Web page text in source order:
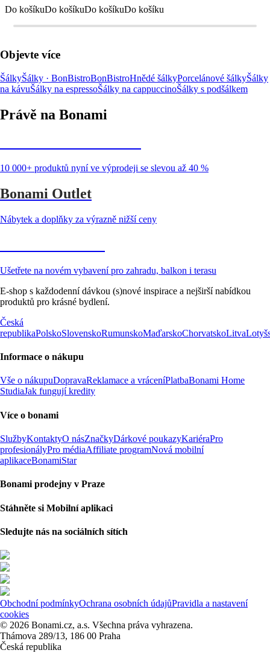
Do košíkuDo košíkuDo košíkuDo košíku
Objevte více
ŠálkyŠálky · BonBistroBonBistroHnědé šálkyPorcelánové šálkyŠálky
na kávuŠálky na espressoŠálky na cappuccinoŠálky s podšálkem
Právě na Bonami
10 000+ produktů nyní ve výprodeji se slevou až 40 %
Bonami Outlet
Nábytek a doplňky za výrazně nižší ceny
Ušetřete na novém vybavení pro zahradu, balkon i terasu
E-shop s každodenní dávkou (s)nové inspirace a nejširší nabídkou
produktů pro krásné bydlení.
Česká
republikaPolskoSlovenskoRumunskoMaďarskoChorvatskoLitva
Informace o nákupu
Vše o nákupuDopravaReklamace a vráceníPlatbaBonami Home
StudiaJak fungují kredity
Více o bonami
SlužbyKontaktyO násZnačkyDárkové poukazyKariéraPro
profesionályPro médiaAffiliate programNová mobilní
aplikaceBonamiStar
Bonami prodejny v Praze
Stáhněte si Mobilní aplikaci
Sledujte nás na sociálních sítích
Obchodní podmínkyOchrana osobních údajůPravidla a nastavení
cookies
© 2026 Bonami.cz, a.s. Všechna práva vyhrazena.
Thámova 289/13, 186 00 Praha
Česká republika